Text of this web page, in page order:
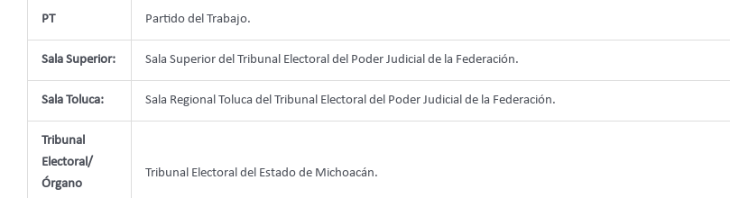
PT Partido del Trabajo.
Sala Superior: Sala Superior del Tribunal Electoral del Poder Judicial de la Federación.
Sala Toluca: Sala Regional Toluca del Tribunal Electoral del Poder Judicial de la Federación.
Tribunal
Electoral/
Órgano
Tribunal Electoral del Estado de Michoacán.